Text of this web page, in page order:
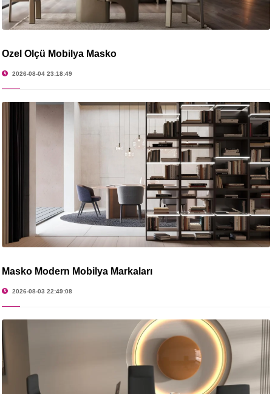
Özel Ölçü Mobilya Masko
2026-08-04 23:18:49
Masko Modern Mobilya Markaları
2026-08-03 22:49:08